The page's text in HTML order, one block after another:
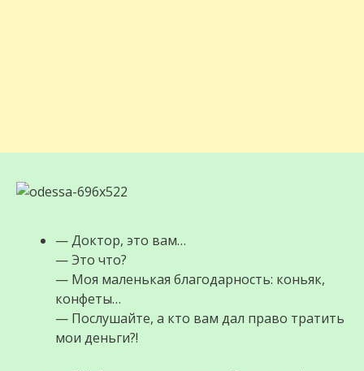
— Доктор, это вам…
— Это что?
— Моя маленькая благодарность: коньяк,
конфеты…
— Послушайте, а кто вам дал право тратить
мои деньги?!